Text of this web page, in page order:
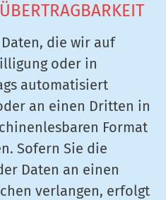
die wir auf
oder in
automatisiert
an einen Dritten in
Format
Sofern Sie die
Daten an einen
verlangen, erfolgt